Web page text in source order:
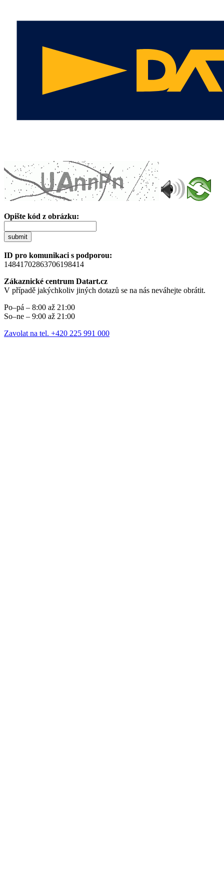
Opište kód z obrázku:
submit
ID pro komunikaci s podporou:
14841702863706198414
Zákaznické centrum Datart.cz
V případě jakýchkoliv jiných dotazů se na nás neváhejte obrátit.
Po–pá – 8:00 až 21:00
So–ne – 9:00 až 21:00
Zavolat na tel. +420 225 991 000